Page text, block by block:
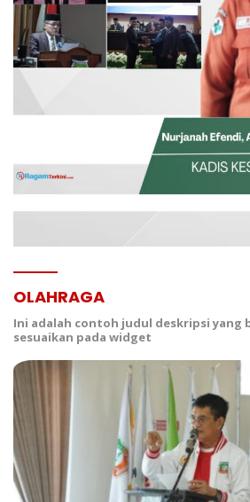
OLAHRAGA
Ini adalah contoh judul deskripsi yang
sesuaikan pada widget